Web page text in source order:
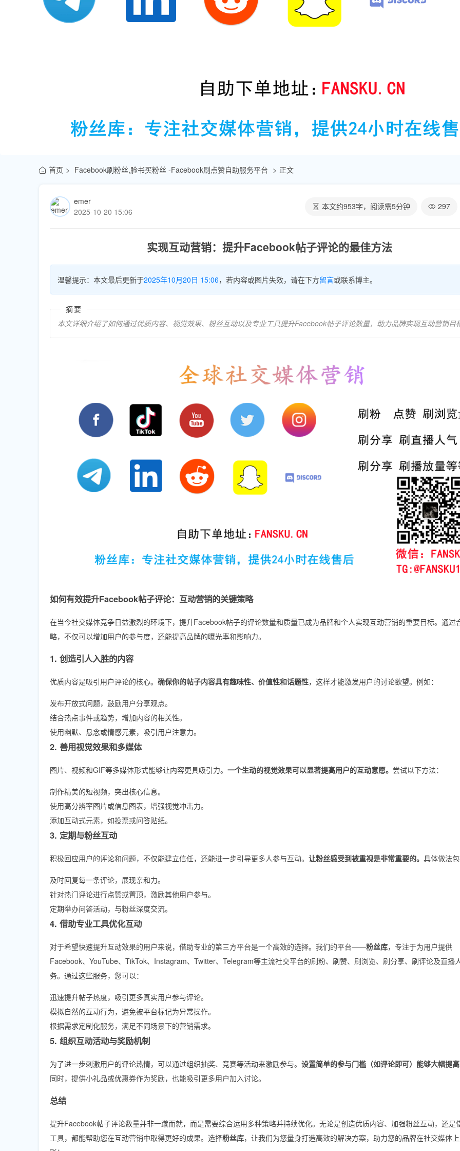
首页 Facebook刷粉丝,脸书买粉丝 -Facebook刷点赞自助服务平台 正文
emer
2025-10-20 15:06
本文约953字，阅读需5分钟 297
实现互动营销：提升Facebook帖子评论的最佳方法
温馨提示：本文最后更新于2025年10月20日 15:06，若内容或图片失效，请在下方留言或联系博主。
摘要
本文详细介绍了如何通过优质内容、视觉效果、粉丝互动以及专业工具提升Facebook帖子评论数量，助力品牌实现互动营销目
如何有效提升Facebook帖子评论：互动营销的关键策略
在当今社交媒体竞争日益激烈的环境下，提升Facebook帖子的评论数量和质量已成为品牌和个人实现互动营销的重要目标。通过
略，不仅可以增加用户的参与度，还能提高品牌的曝光率和影响力。
1. 创造引人入胜的内容
优质内容是吸引用户评论的核心。 确保你的帖子内容具有趣味性、价值性和话题性，这样才能激发用户的讨论欲望。例如：
发布开放式问题，鼓励用户分享观点。
结合热点事件或趋势，增加内容的相关性。
使用幽默、悬念或情感元素，吸引用户注意力。
2. 善用视觉效果和多媒体
图片、视频和GIF等多媒体形式能够让内容更具吸引力。 一个生动的视觉效果可以显著提高用户的互动意愿。 尝试以下方法：
制作精美的短视频，突出核心信息。
使用高分辨率图片或信息图表，增强视觉冲击力。
添加互动式元素，如投票或问答贴纸。
3. 定期与粉丝互动
积极回应用户的评论和问题，不仅能建立信任，还能进一步引导更多人参与互动。 让粉丝感受到被重视是非常重要的。 具体做法
及时回复每一条评论，展现亲和力。
针对热门评论进行点赞或置顶，激励其他用户参与。
定期举办问答活动，与粉丝深度交流。
4. 借助专业工具优化互动
对于希望快速提升互动效果的用户来说，借助专业的第三方平台是一个高效的选择。我们的平台——粉丝库，专注于为用户提供
Facebook、YouTube、TikTok、Instagram、Twitter、Telegram等主流社交平台的刷粉、刷赞、刷浏览、刷分享、刷评论及直播
务。通过这些服务，您可以：
迅速提升帖子热度，吸引更多真实用户参与评论。
模拟自然的互动行为，避免被平台标记为异常操作。
根据需求定制化服务，满足不同场景下的营销需求。
5. 组织互动活动与奖励机制
为了进一步刺激用户的评论热情，可以通过组织抽奖、竞赛等活动来激励参与。 设置简单的参与门槛（如评论即可）能够大幅提
同时，提供小礼品或优惠券作为奖励，也能吸引更多用户加入讨论。
总结
提升Facebook帖子评论数量并非一蹴而就，而是需要综合运用多种策略并持续优化。无论是创造优质内容、加强粉丝互动，还是
工具，都能帮助您在互动营销中取得更好的成果。选择粉丝库，让我们为您量身打造高效的解决方案，助力您的品牌在社交媒体